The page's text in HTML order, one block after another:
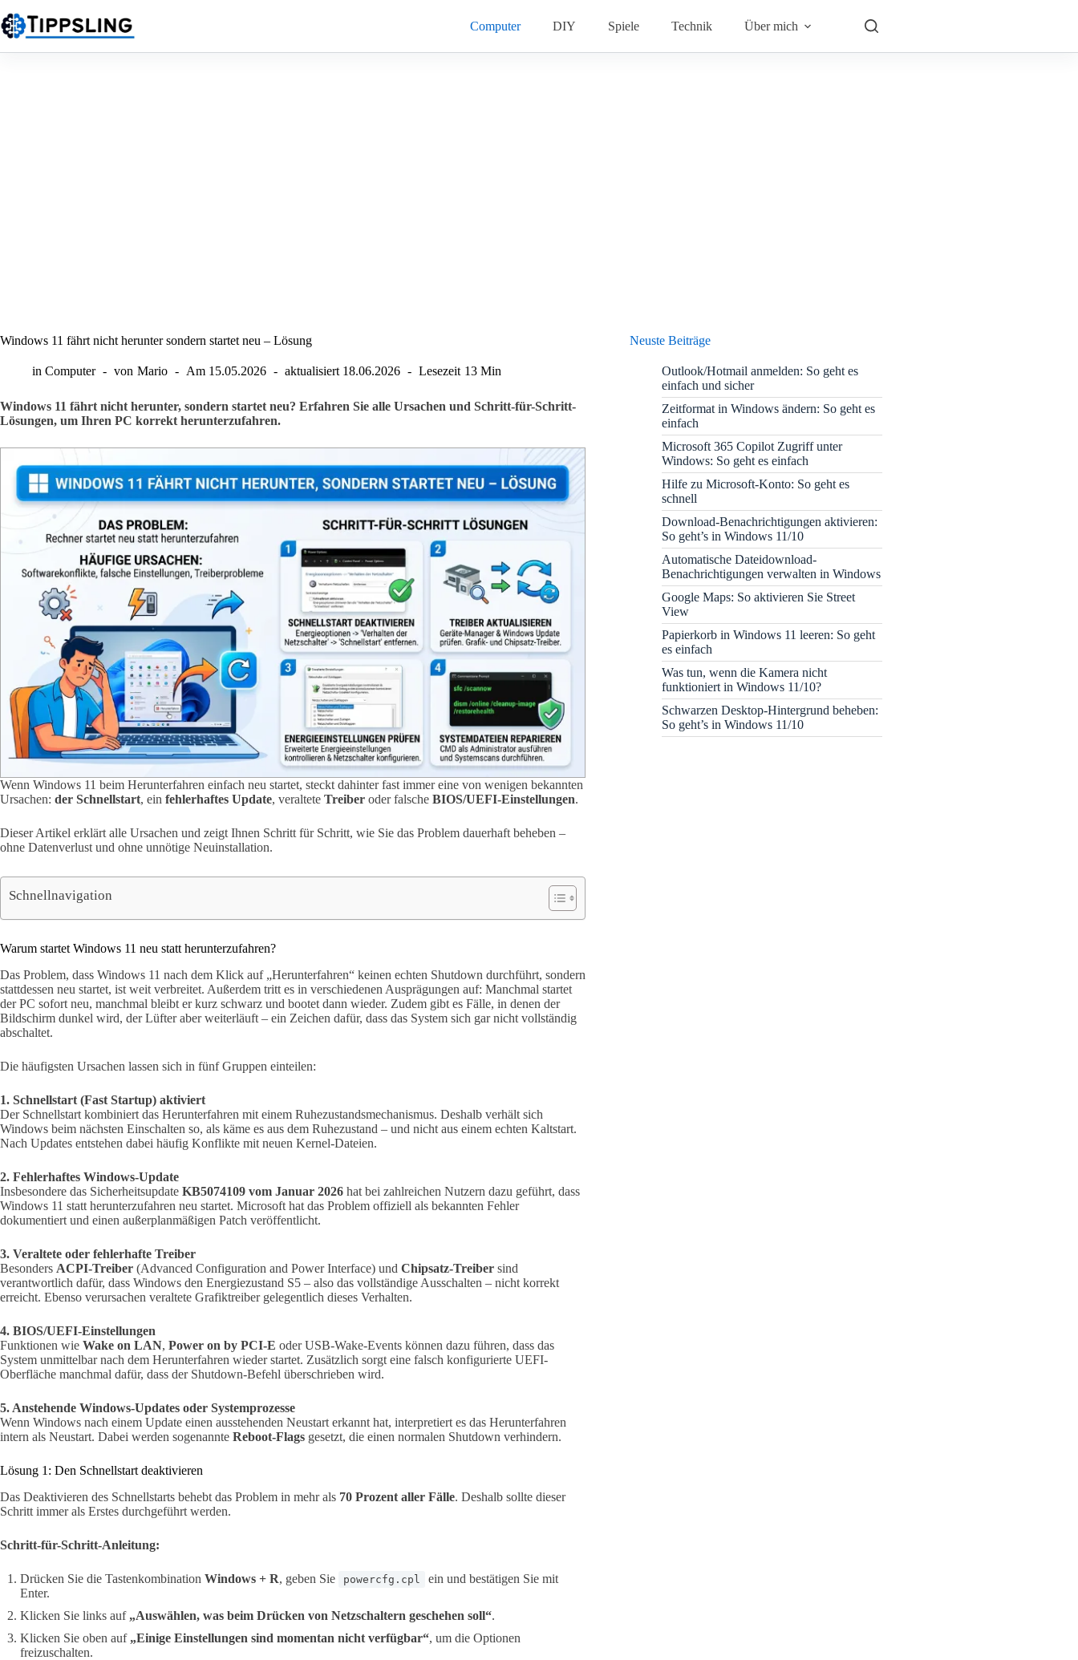
Inhalt
springen
Computer DIY Spiele Technik Über mich
Windows 11 fährt nicht herunter sondern startet neu – Lösung
in Computer von Mario Am 15.05.2026 aktualisiert 18.06.2026 Lesezeit 13 Min
Windows 11 fährt nicht herunter, sondern startet neu? Erfahren Sie alle Ursachen und Schritt-für-Schritt-
Lösungen, um Ihren PC korrekt herunterzufahren.
Wenn Windows 11 beim Herunterfahren einfach neu startet, steckt dahinter fast immer eine von wenigen bekannten
Ursachen: der Schnellstart, ein fehlerhaftes Update, veraltete Treiber oder falsche BIOS/UEFI-Einstellungen.
Dieser Artikel erklärt alle Ursachen und zeigt Ihnen Schritt für Schritt, wie Sie das Problem dauerhaft beheben –
ohne Datenverlust und ohne unnötige Neuinstallation.
Schnellnavigation
Warum startet Windows 11 neu statt herunterzufahren?
Das Problem, dass Windows 11 nach dem Klick auf „Herunterfahren“ keinen echten Shutdown durchführt, sondern
stattdessen neu startet, ist weit verbreitet. Außerdem tritt es in verschiedenen Ausprägungen auf: Manchmal startet
der PC sofort neu, manchmal bleibt er kurz schwarz und bootet dann wieder. Zudem gibt es Fälle, in denen der
Bildschirm dunkel wird, der Lüfter aber weiterläuft – ein Zeichen dafür, dass das System sich gar nicht vollständig
abschaltet.
Die häufigsten Ursachen lassen sich in fünf Gruppen einteilen:
1. Schnellstart (Fast Startup) aktiviert
Der Schnellstart kombiniert das Herunterfahren mit einem Ruhezustandsmechanismus. Deshalb verhält sich
Windows beim nächsten Einschalten so, als käme es aus dem Ruhezustand – und nicht aus einem echten Kaltstart.
Nach Updates entstehen dabei häufig Konflikte mit neuen Kernel-Dateien.
2. Fehlerhaftes Windows-Update
Insbesondere das Sicherheitsupdate KB5074109 vom Januar 2026 hat bei zahlreichen Nutzern dazu geführt, dass
Windows 11 statt herunterzufahren neu startet. Microsoft hat das Problem offiziell als bekannten Fehler
dokumentiert und einen außerplanmäßigen Patch veröffentlicht.
3. Veraltete oder fehlerhafte Treiber
Besonders ACPI-Treiber (Advanced Configuration and Power Interface) und Chipsatz-Treiber sind
verantwortlich dafür, dass Windows den Energiezustand S5 – also das vollständige Ausschalten – nicht korrekt
erreicht. Ebenso verursachen veraltete Grafiktreiber gelegentlich dieses Verhalten.
4. BIOS/UEFI-Einstellungen
Funktionen wie Wake on LAN, Power on by PCI-E oder USB-Wake-Events können dazu führen, dass das
System unmittelbar nach dem Herunterfahren wieder startet. Zusätzlich sorgt eine falsch konfigurierte UEFI-
Oberfläche manchmal dafür, dass der Shutdown-Befehl überschrieben wird.
5. Anstehende Windows-Updates oder Systemprozesse
Wenn Windows nach einem Update einen ausstehenden Neustart erkannt hat, interpretiert es das Herunterfahren
intern als Neustart. Dabei werden sogenannte Reboot-Flags gesetzt, die einen normalen Shutdown verhindern.
Lösung 1: Den Schnellstart deaktivieren
Das Deaktivieren des Schnellstarts behebt das Problem in mehr als 70 Prozent aller Fälle. Deshalb sollte dieser
Schritt immer als Erstes durchgeführt werden.
Schritt-für-Schritt-Anleitung:
Drücken Sie die Tastenkombination Windows + R, geben Sie powercfg.cpl
ein und bestätigen Sie mit
Enter.
Klicken Sie links auf „Auswählen, was beim Drücken von Netzschaltern geschehen soll“.
Klicken Sie oben auf „Einige Einstellungen sind momentan nicht verfügbar“, um die Optionen
freizuschalten.
Neuste Beiträge
Outlook/Hotmail anmelden: So geht es
einfach und sicher
Zeitformat in Windows ändern: So geht es
einfach
Microsoft 365 Copilot Zugriff unter
Windows: So geht es einfach
Hilfe zu Microsoft-Konto: So geht es
schnell
Download-Benachrichtigungen aktivieren:
So geht’s in Windows 11/10
Automatische Dateidownload-
Benachrichtigungen verwalten in Windows
Google Maps: So aktivieren Sie Street
View
Papierkorb in Windows 11 leeren: So geht
es einfach
Was tun, wenn die Kamera nicht
funktioniert in Windows 11/10?
Schwarzen Desktop-Hintergrund beheben:
So geht’s in Windows 11/10